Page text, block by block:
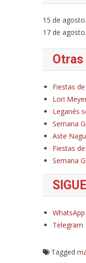
15 de
17 de
Fiestas
Lori
Leganés
Semana
Aste
Fiestas
Semana
WhatsApp
Telegram
Tagged